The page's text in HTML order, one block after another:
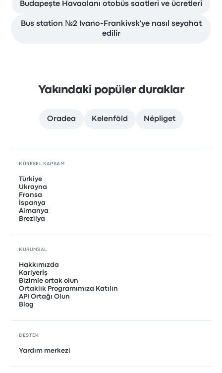
Budapeşte Havaalanı otobüs saatleri ve ücretleri
Bus station №2 Ivano-Frankivsk'ye nasıl seyahat
edilir
Yakındaki popüler duraklar
Oradea Kelenföld Népliget
KÜRESEL KAPSAM
Türkiye
Ukrayna
Fransa
İspanya
Almanya
Brezilya
KURUMSAL
Hakkımızda
Kariyerİş
Bizimle ortak olun
Ortaklık Programımıza Katılın
API Ortağı Olun
Blog
DESTEK
Yardım merkezi